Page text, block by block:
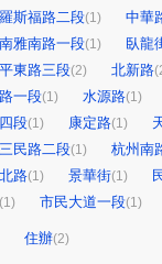
羅斯福路二段(1)
中華
南雅南路一段(1)
臥龍
東路三段(2) 北新路
一段(1) 水源路(1)
段(1) 康定路(1)
三民路二段(1)
杭州南
路(1) 景華街(1)
(1) 市民大道一段(1)
住辦(2)